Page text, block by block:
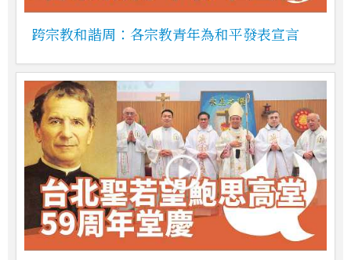
跨宗教和諧周：各宗教青年為和平發表宣言